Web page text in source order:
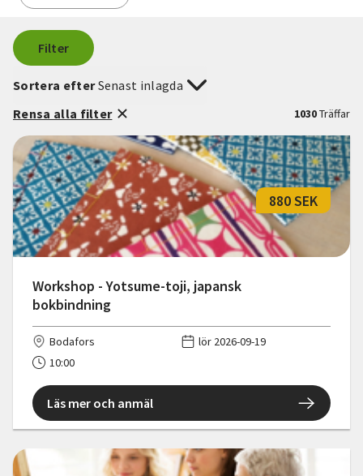
Filter
1030Träffar
Sortera efterSenast inlagda
Rensa alla filter
Workshop - Yotsume-toji, japansk
bokbindning
880 SEK
Bodafors
lör 2026-09-19
10:00
Läs mer och anmäl